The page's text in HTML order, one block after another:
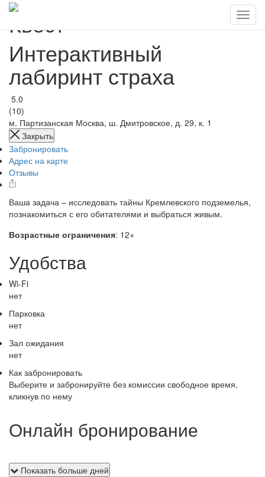
Квест
Интерактивный
лабиринт страха
5.0
(10)
м. Партизанская Москва, ш. Дмитровское, д. 29, к. 1
Закрыть
Забронировать
Адрес на карте
Отзывы
Ваша задача – исследовать тайны Кремлевского подземелья,
познакомиться с его обитателями и выбраться живым.
Возрастные ограничения: 12+
Удобства
Wi-Fi
нет
Парковка
нет
Зал ожидания
нет
Как забронировать
Выберите и забронируйте без комиссии свободное время,
кликнув по нему
Онлайн бронирование
Показать больше дней